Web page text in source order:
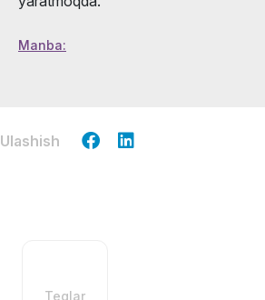
Manba:
Ulashish
Teglar